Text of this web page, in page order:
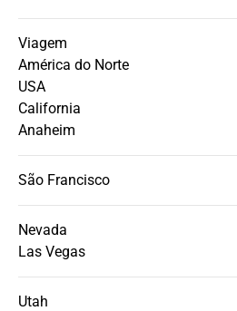
Viagem
América do Norte
USA
California
Anaheim
São Francisco
Nevada
Las Vegas
Utah